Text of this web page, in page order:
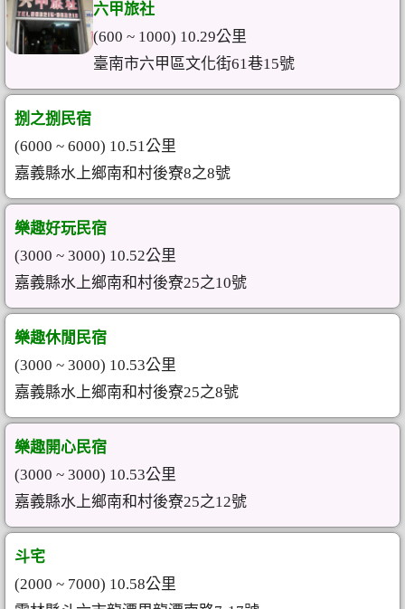
六甲旅社
(600 ~ 1000) 10.29公里
臺南市六甲區文化街61巷15號
捌之捌民宿
(6000 ~ 6000) 10.51公里
嘉義縣水上鄉南和村後寮8之8號
樂趣好玩民宿
(3000 ~ 3000) 10.52公里
嘉義縣水上鄉南和村後寮25之10號
樂趣休閒民宿
(3000 ~ 3000) 10.53公里
嘉義縣水上鄉南和村後寮25之8號
樂趣開心民宿
(3000 ~ 3000) 10.53公里
嘉義縣水上鄉南和村後寮25之12號
斗宅
(2000 ~ 7000) 10.58公里